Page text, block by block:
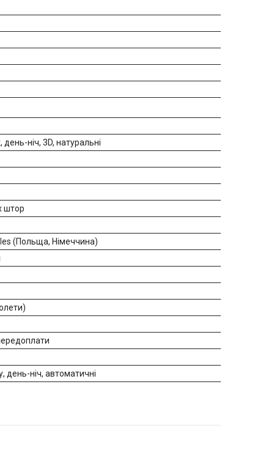
ніч, 3D, натуральні
штор
(Польща, Німеччина)
день-ніч, автоматичні